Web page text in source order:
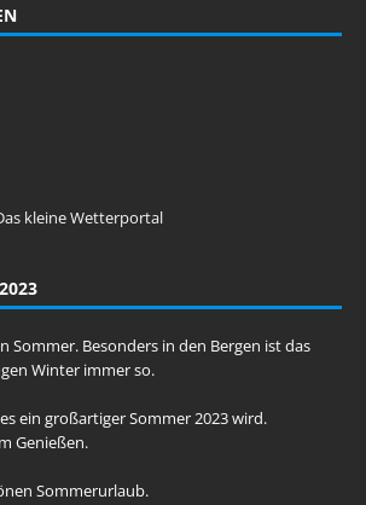
kleine Wetterportal
Sommer. Besonders in den Bergen ist das
Winter immer so.
ein großartiger Sommer 2023 wird.
Genießen.
Sommerurlaub.